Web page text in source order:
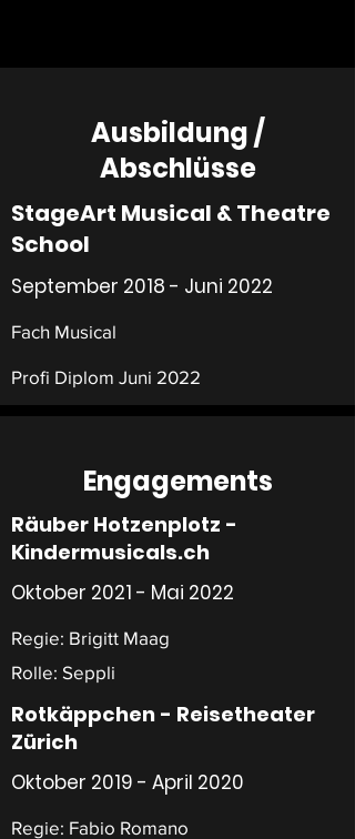
Ausbildung /
Abschlüsse
StageArt Musical & Theatre
School
September 2018 - Juni 2022
Fach Musical
Profi Diplom Juni 2022
Engagements
Räuber Hotzenplotz -
Kindermusicals.ch
Oktober 2021 - Mai 2022
Regie: Brigitt Maag
Rolle: Seppli
Rotkäppchen - Reisetheater
Zürich
Oktober 2019 - April 2020
Regie: Fabio Romano